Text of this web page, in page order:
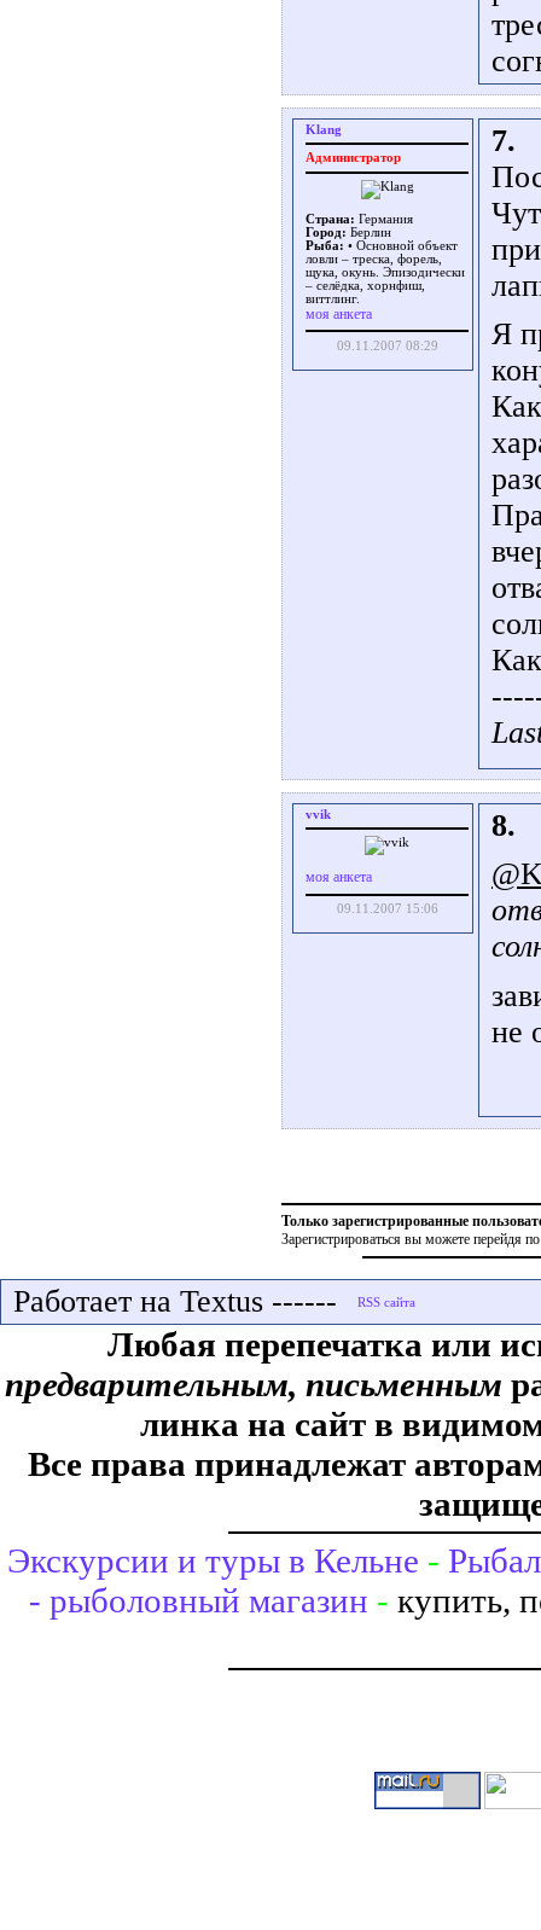
Klang
Администратор
Страна: Германия
Город: Берлин
Рыба: • Основной объект
ловли – треска, форель,
щука, окунь. Эпизодически
– селёдка, хорнфиш,
виттлинг.
моя анкета
09.11.2007 08:29
7.
Я
vvik
моя анкета
09.11.2007 15:06
8.
не
Только зарегистрированные
Зарегистрироваться вы можете перейдя
Работает на Textus ------
Любая перепечатка или
предварительным, письменным
линка на сайт в
Все права принадлежат
Экскурсии и туры в Кельне -
- рыболовный магазин - купить,